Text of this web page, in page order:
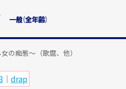
の痴態～（歌麿、他）
｜ drap